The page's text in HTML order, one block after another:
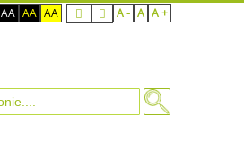
AA AA AA A - A A +